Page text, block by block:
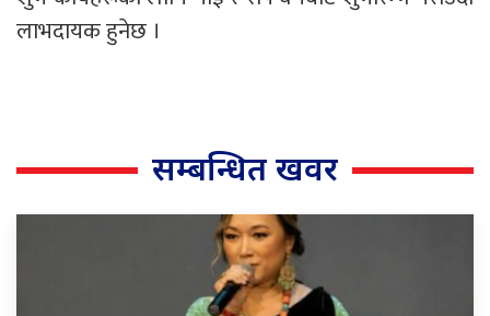
लाभदायक हुनेछ ।
सम्बन्धित खवर